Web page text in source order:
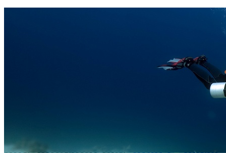
umgezogen und wie gewohnt
https://www.sidemount-
Das alte Forum hier existiert